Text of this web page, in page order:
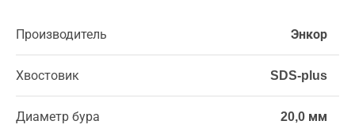
Производитель Энкор
Хвостовик SDS-plus
Диаметр бура 20,0 мм